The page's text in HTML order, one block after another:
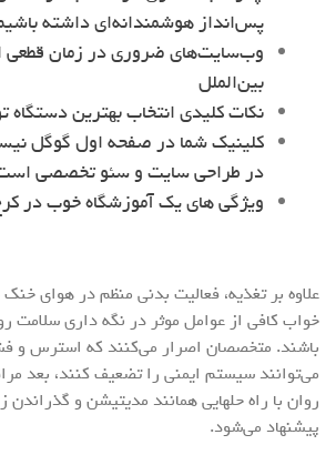
پس‌انداز هوشمندانه‌ای داشته
وب‌سایت‌های ضروری در زمان قطعی
بین‌الملل
نکات کلیدی انتخاب بهترین دستگاه
کلینیک شما در صفحه اول گوگل
در طراحی سایت و سئو تخصصی
ویژگی های یک آموزشگاه خوب در
علاوه بر تغذیه، فعالیت بدنی منظم در هوای
خواب کافی از عوامل موثر در نگه داری سلامت
باشند. متخصصان اصرار می‌کنند که استرس و
می‌توانند سیستم ایمنی را تضعیف کنند، بعد
روان با راه حلهایی همانند مدیتیشن و
پیشنهاد می‌شود.